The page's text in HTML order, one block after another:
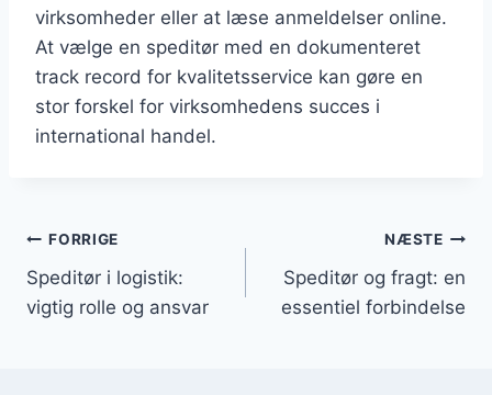
virksomheder eller at læse anmeldelser online.
At vælge en speditør med en dokumenteret
track record for kvalitetsservice kan gøre en
stor forskel for virksomhedens succes i
international handel.
Indlægsnavigation
FORRIGE
Speditør i logistik:
vigtig rolle og ansvar
NÆSTE
Speditør og fragt: en
essentiel forbindelse